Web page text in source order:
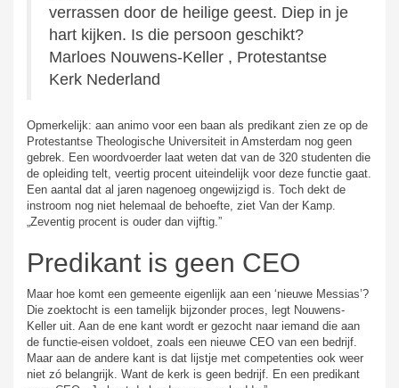
verrassen door de heilige geest. Diep in je
hart kijken. Is die persoon geschikt?
Marloes Nouwens-Keller , Protestantse
Kerk Nederland
Opmerkelijk: aan animo voor een baan als predikant zien ze op de
Protestantse Theologische Universiteit in Amsterdam nog geen
gebrek. Een woordvoerder laat weten dat van de 320 studenten die
de opleiding telt, veertig procent uiteindelijk voor deze functie gaat.
Een aantal dat al jaren nagenoeg ongewijzigd is. Toch dekt de
instroom nog niet helemaal de behoefte, ziet Van der Kamp.
„Zeventig procent is ouder dan vijftig.”
Predikant is geen CEO
Maar hoe komt een gemeente eigenlijk aan een ‘nieuwe Messias’?
Die zoektocht is een tamelijk bijzonder proces, legt Nouwens-
Keller uit. Aan de ene kant wordt er gezocht naar iemand die aan
de functie-eisen voldoet, zoals een nieuwe CEO van een bedrijf.
Maar aan de andere kant is dat lijstje met competenties ook weer
niet zó belangrijk. Want de kerk is geen bedrijf. En een predikant